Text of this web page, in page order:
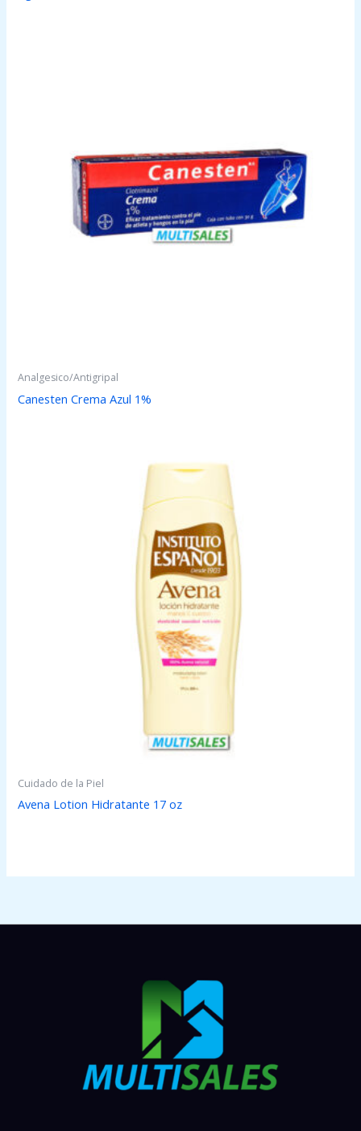
Analgesico/Antigripal
Canesten Crema Azul 1%
Cuidado de la Piel
Avena Lotion Hidratante 17 oz